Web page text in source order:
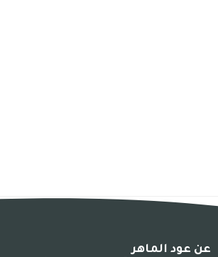
عن عود الماهر